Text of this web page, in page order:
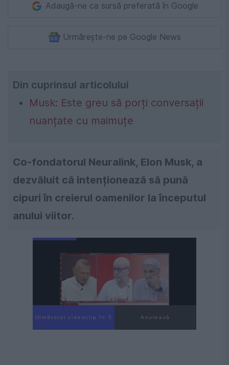
Adaugă-ne ca sursă preferată în Google
Urmărește-ne pe Google News
Din cuprinsul articolului
Musk: Este greu să porți conversații
nuanțate cu maimuțe
Co-fondatorul Neuralink, Elon Musk, a
dezvăluit că intenționează să pună
cipuri în creierul oamenilor la începutul
anului viitor.
Următorul videoclip în 4 Anulează